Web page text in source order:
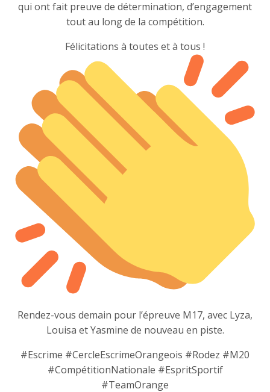
qui ont fait preuve de détermination, d’engagement
tout au long de la compétition.
Félicitations à toutes et à tous !
Rendez-vous demain pour l’épreuve M17, avec Lyza,
Louisa et Yasmine de nouveau en piste.
#Escrime #CercleEscrimeOrangeois #Rodez #M20
#CompétitionNationale #EspritSportif
#TeamOrange